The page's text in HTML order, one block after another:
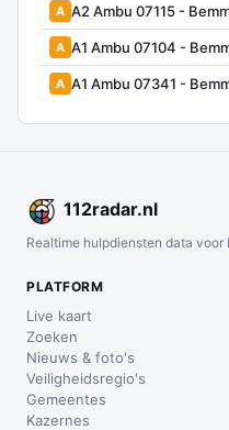
A A2 Ambu 07115 -
A A1 Ambu 07104 -
A A1 Ambu 07341 -
112radar.nl
Realtime hulpdiensten data voor
PLATFORM
Live kaart
Zoeken
Nieuws & foto's
Veiligheidsregio's
Gemeentes
Kazernes